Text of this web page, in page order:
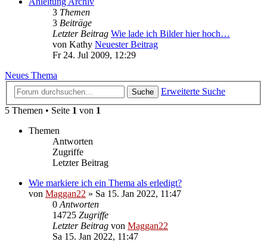
3 Themen
3 Beiträge
Letzter Beitrag Wie lade ich Bilder hier hoch…
von Kathy Neuester Beitrag
Fr 24. Jul 2009, 12:29
Neues Thema
Suche
Erweiterte Suche
5 Themen • Seite 1 von 1
Themen
Antworten
Zugriffe
Letzter Beitrag
Wie markiere ich ein Thema als erledigt?
von Maggan22 » Sa 15. Jan 2022, 11:47
0 Antworten
14725 Zugriffe
Letzter Beitrag von Maggan22
Sa 15. Jan 2022, 11:47